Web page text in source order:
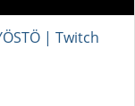
| Twitch